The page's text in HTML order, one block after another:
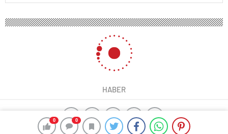
0 0
HABER